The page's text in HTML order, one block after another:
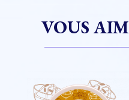
VOUS